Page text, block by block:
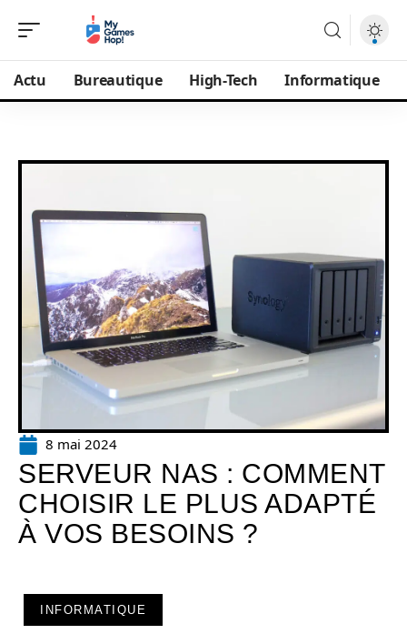
Actu Bureautique High-Tech Informatique
8 mai 2024
SERVEUR NAS : COMMENT
CHOISIR LE PLUS ADAPTÉ
À VOS BESOINS ?
INFORMATIQUE